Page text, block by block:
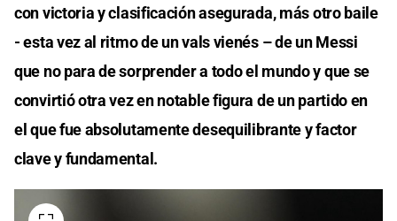
con victoria y clasificación asegurada, más otro baile
- esta vez al ritmo de un vals vienés – de un Messi
que no para de sorprender a todo el mundo y que se
convirtió otra vez en notable figura de un partido en
el que fue absolutamente desequilibrante y factor
clave y fundamental.